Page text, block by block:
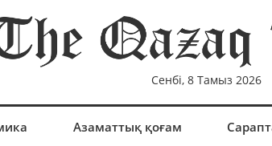
Сенбі, 8 Тамыз 2026
Азаматтық қоғам